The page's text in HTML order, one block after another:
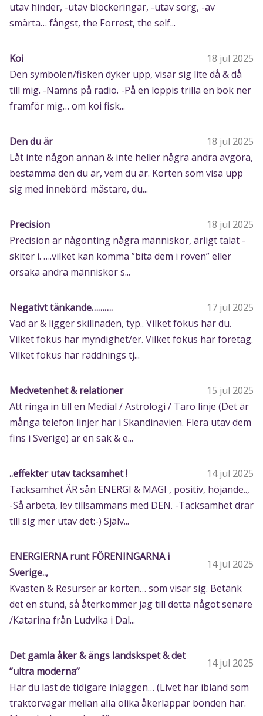
utav hinder, -utav blockeringar, -utav sorg, -av
smärta… fångst, the Forrest, the self...
Koi
18 jul 2025
Den symbolen/fisken dyker upp, visar sig lite då & då
till mig. -Nämns på radio. -På en loppis trilla en bok ner
framför mig… om koi fisk...
Den du är
18 jul 2025
Låt inte någon annan & inte heller några andra avgöra,
bestämma den du är, vem du är. Korten som visa upp
sig med innebörd: mästare, du...
Precision
18 jul 2025
Precision är någonting några människor, ärligt talat -
skiter i. ….vilket kan komma ”bita dem i röven” eller
orsaka andra människor s...
Negativt tänkande……….
17 jul 2025
Vad är & ligger skillnaden, typ.. Vilket fokus har du.
Vilket fokus har myndighet/er. Vilket fokus har företag.
Vilket fokus har räddnings tj...
Medvetenhet & relationer
15 jul 2025
Att ringa in till en Medial / Astrologi / Taro linje (Det är
många telefon linjer här i Skandinavien. Flera utav dem
fins i Sverige) är en sak & e...
..effekter utav tacksamhet !
14 jul 2025
Tacksamhet ÄR sån ENERGI & MAGI , positiv, höjande..,
-Så arbeta, lev tillsammans med DEN. -Tacksamhet drar
till sig mer utav det:-) Själv...
ENERGIERNA runt FÖRENINGARNA i
Sverige..,
14 jul 2025
Kvasten & Resurser är korten… som visar sig. Betänk
det en stund, så återkommer jag till detta något senare
/Katarina från Ludvika i Dal...
Det gamla åker & ängs landskspet & det
”ultra moderna”
14 jul 2025
Har du läst de tidigare inläggen… (Livet har ibland som
traktorvägar mellan alla olika åkerlappar bonden har.